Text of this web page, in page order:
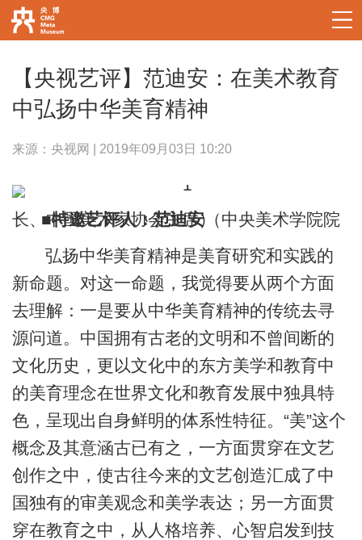
【央视艺评】范迪安：在美术教育
中弘扬中华美育精神
来源：央视网 | 2019年09月03日 10:20
■特邀艺评人：范迪安
（中央美术学院院长、中国美术家协会主席）
弘扬中华美育精神是美育研究和实践的
新命题。对这一命题，我觉得要从两个方面
去理解：一是要从中华美育精神的传统去寻
源问道。中国拥有古老的文明和不曾间断的
文化历史，更以文化中的东方美学和教育中
的美育理念在世界文化和教育发展中独具特
色，呈现出自身鲜明的体系性特征。“美”这个
概念及其意涵古已有之，一方面贯穿在文艺
创作之中，使古往今来的文艺创造汇成了中
国独有的审美观念和美学表达；另一方面贯
穿在教育之中，从人格培养、心智启发到技